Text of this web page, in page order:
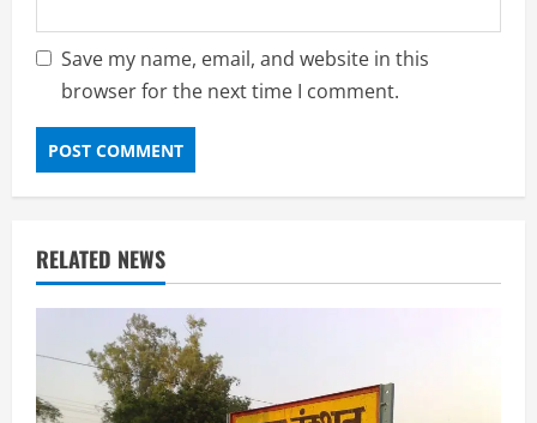
Save my name, email, and website in this
browser for the next time I comment.
RELATED NEWS